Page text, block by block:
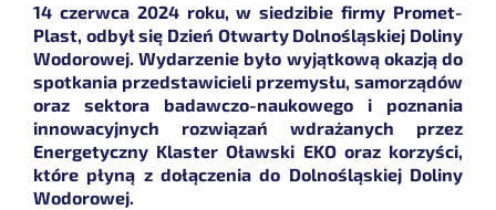
14 czerwca 2024 roku, w siedzibie firmy Promet-
Plast, odbył się Dzień Otwarty Dolnośląskiej Doliny
Wodorowej. Wydarzenie było wyjątkową okazją do
spotkania przedstawicieli przemysłu, samorządów
oraz sektora badawczo-naukowego i poznania
innowacyjnych rozwiązań wdrażanych przez
Energetyczny Klaster Oławski EKO oraz korzyści,
które płyną z dołączenia do Dolnośląskiej Doliny
Wodorowej.